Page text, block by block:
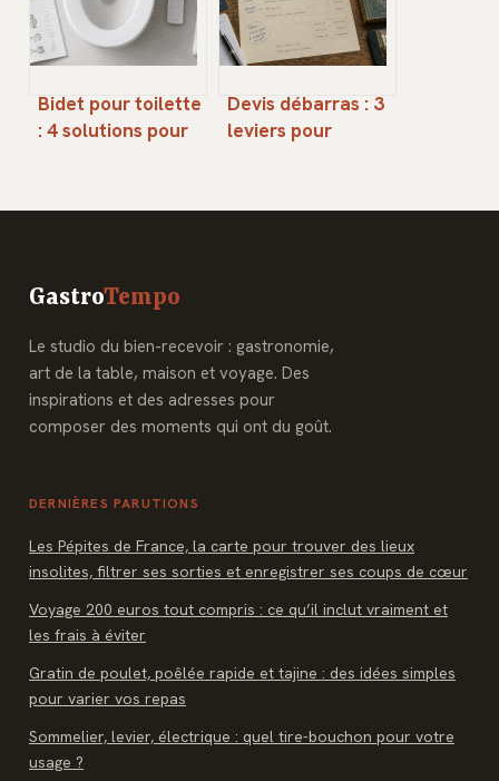
Bidet pour toilette
: 4 solutions pour
sans gros travaux
Devis débarras : 3
leviers pour
logement sans
GastroTempo
Le studio du bien-recevoir : gastronomie,
art de la table, maison et voyage. Des
inspirations et des adresses pour
composer des moments qui ont du goût.
DERNIÈRES PARUTIONS
Les Pépites de France, la carte pour trouver des lieux
insolites, filtrer ses sorties et enregistrer ses coups de cœur
Voyage 200 euros tout compris : ce qu’il inclut vraiment et
les frais à éviter
Gratin de poulet, poêlée rapide et tajine : des idées simples
pour varier vos repas
Sommelier, levier, électrique : quel tire-bouchon pour votre
usage ?